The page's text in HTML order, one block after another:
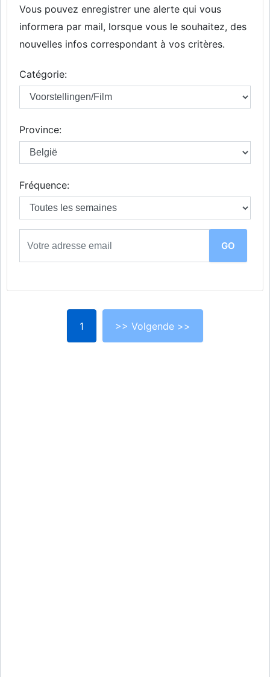
Vous pouvez enregistrer une alerte qui vous
informera par mail, lorsque vous le souhaitez, des
nouvelles infos correspondant à vos critères.
Catégorie:
Province:
Fréquence:
1 >> Volgende >>